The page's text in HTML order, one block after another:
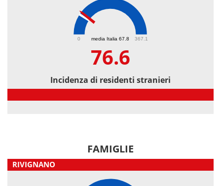
media Italia 67.8
0 367.1
76.6
Incidenza di residenti stranieri
FAMIGLIE
RIVIGNANO